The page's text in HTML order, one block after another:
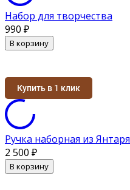
Набор для творчества
990 ₽
В корзину
Купить в 1 клик
Ручка наборная из Янтаря
2 500 ₽
В корзину